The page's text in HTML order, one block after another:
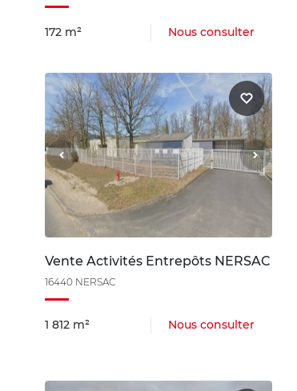
172 m² Nous consulter
Vente Activités Entrepôts NERSAC
16440 NERSAC
1 812 m² Nous consulter